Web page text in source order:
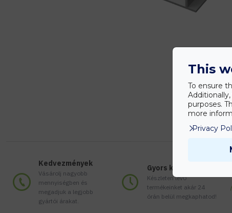
Kedvezmények
Vásárolj nagyobb
mennyiségben és
megadjuk a legjobb
gyártói árakat.
Gyors kiszállítás
Készleten lévő
termékeinket akár 24
órán belül megkaphatod!
This
To ensure
purposes.
more
Privacy